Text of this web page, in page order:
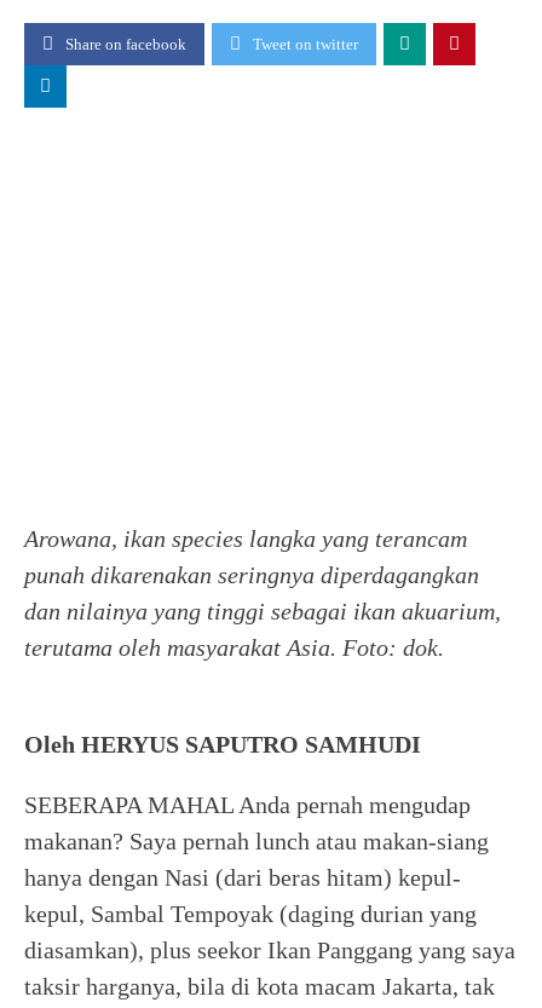
Share on facebook Tweet on twitter
Arowana, ikan species langka yang terancam
punah dikarenakan seringnya diperdagangkan
dan nilainya yang tinggi sebagai ikan akuarium,
terutama oleh masyarakat Asia. Foto: dok.
Oleh HERYUS SAPUTRO SAMHUDI
SEBERAPA MAHAL Anda pernah mengudap
makanan? Saya pernah lunch atau makan-siang
hanya dengan Nasi (dari beras hitam) kepul-
kepul, Sambal Tempoyak (daging durian yang
diasamkan), plus seekor Ikan Panggang yang saya
taksir harganya, bila di kota macam Jakarta, tak